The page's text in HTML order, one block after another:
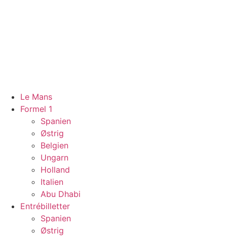
Le Mans
Formel 1
Spanien
Østrig
Belgien
Ungarn
Holland
Italien
Abu Dhabi
Entrébilletter
Spanien
Østrig